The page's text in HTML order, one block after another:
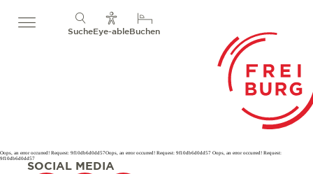
SucheEye-ableBuchen
Oops, an error occurred! Request: 9f10db6d0dd57Oops, an error occurred! Request: 9f10db6d0dd57 Oops, an error occurred! Request:
9f10db6d0dd57
SOCIAL MEDIA